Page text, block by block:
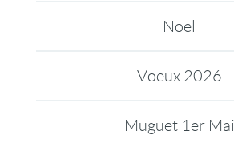
Noël
Voeux 2026
Muguet 1er Mai